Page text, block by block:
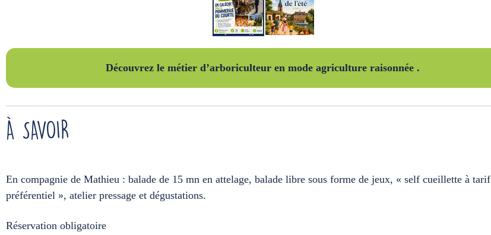
Découvrez le métier d’arboriculteur en mode agriculture raisonnée .
À SAVOIR
En compagnie de Mathieu : balade de 15 mn en attelage, balade libre sous forme de jeux, « self cueillette à tarif
préférentiel », atelier pressage et dégustations.
Réservation obligatoire